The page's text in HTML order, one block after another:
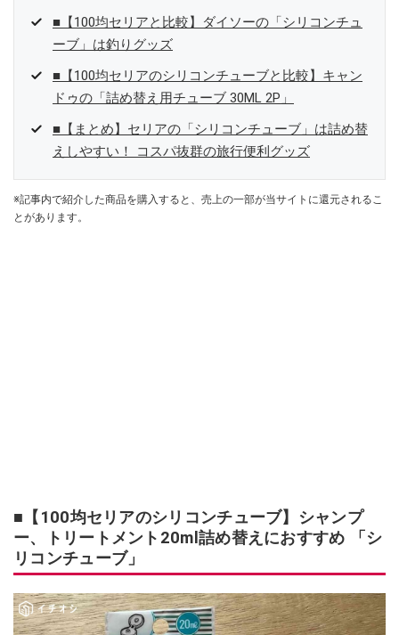
■【100均セリアと比較】ダイソーの「シリコンチュ
ーブ」は釣りグッズ
■【100均セリアのシリコンチューブと比較】キャン
ドゥの「詰め替え用チューブ 30ML 2P」
■【まとめ】セリアの「シリコンチューブ」は詰め替
えしやすい！ コスパ抜群の旅行便利グッズ
※記事内で紹介した商品を購入すると、売上の一部が当サイトに還元されるこ
とがあります。
■【100均セリアのシリコンチューブ】シャンプ
ー、トリートメント20ml詰め替えにおすすめ 「シ
リコンチューブ」